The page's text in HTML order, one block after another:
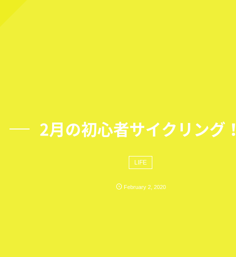
2月の初心者サイクリング！
LIFE
February 2 ,2020